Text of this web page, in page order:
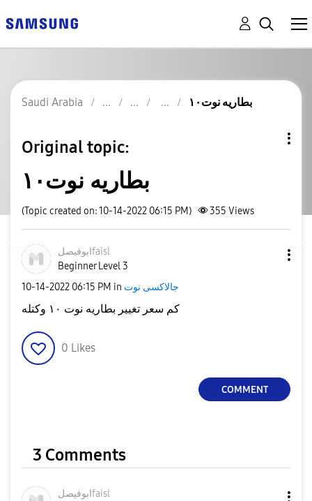
Saudi Arabia بطاريه نوت١٠
Original topic:
بطاريه نوت١٠
(Topic created on: 10-14-2022 06:15 PM) 355 Views
ابوفيصلfaisl
Beginner Level 3
‎10-14-2022 06:15 PM in جالاكسى نوت
كم سعر تغيير بطاريه نوت ١٠ وكتله
0 Likes
COMMENT
3 Comments
ابوفيصلfaisl